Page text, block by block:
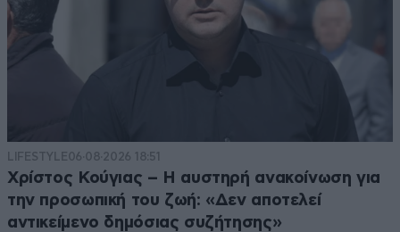
LIFESTYLE06·08·2026 18:51
Χρίστος Κούγιας – Η αυστηρή ανακοίνωση για
την προσωπική του ζωή: «Δεν αποτελεί
αντικείμενο δημόσιας συζήτησης»